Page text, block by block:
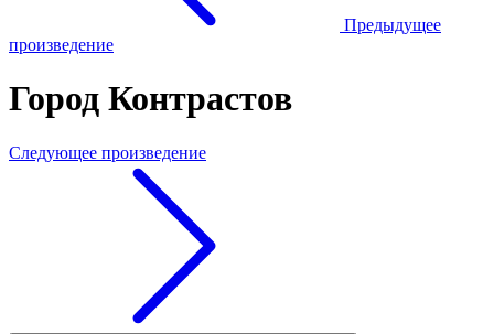
Предыдущее
произведение
Город Контрастов
Следующее произведение